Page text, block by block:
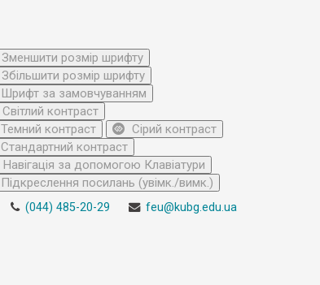
Зменшити розмір шрифту
Збільшити розмір шрифту
Шрифт за замовчуванням
Світлий контраст
Темний контраст
Сірий контраст
Стандартний контраст
Навігація за допомогою Клавіатури
Підкреслення посилань (увімк./вимк.)
(044) 485-20-29 feu@kubg.edu.ua